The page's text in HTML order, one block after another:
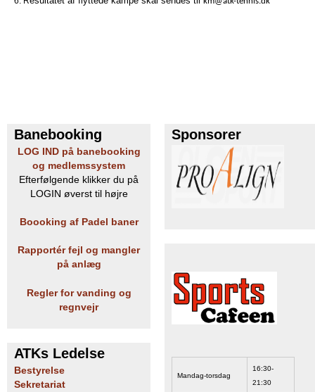
Banebooking
LOG IND på banebooking
og medlemssystem
Efterfølgende klikker du på
LOGIN øverst til højre
Boooking af Padel baner
Rapportér fejl og mangler
på anlæg
Regler for vanding og
regnvejr
ATKs Ledelse
Bestyrelse
Sekretariat
Sponsorer
Mandag-torsdag
16:30-
21:30